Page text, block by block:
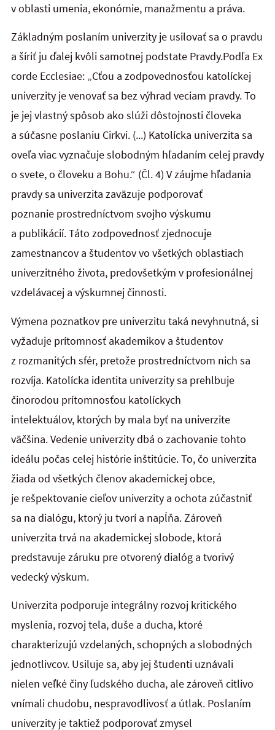
v oblasti umenia, ekonómie, manažmentu a práva.
Základným poslaním univerzity je usilovať sa o pravdu
a šíriť ju ďalej kvôli samotnej podstate Pravdy.Podľa Ex
corde Ecclesiae: „Cťou a zodpovednosťou katolíckej
univerzity je venovať sa bez výhrad veciam pravdy. To
je jej vlastný spôsob ako slúži dôstojnosti človeka
a súčasne poslaniu Cirkvi. (...) Katolícka univerzita sa
oveľa viac vyznačuje slobodným hľadaním celej pravdy
o svete, o človeku a Bohu.“ (Čl. 4) V záujme hľadania
pravdy sa univerzita zaväzuje podporovať
poznanie prostredníctvom svojho výskumu
a publikácií. Táto zodpovednosť zjednocuje
zamestnancov a študentov vo všetkých oblastiach
univerzitného života, predovšetkým v profesionálnej
vzdelávacej a výskumnej činnosti.
Výmena poznatkov pre univerzitu taká nevyhnutná, si
vyžaduje prítomnosť akademikov a študentov
z rozmanitých sfér, pretože prostredníctvom nich sa
rozvíja. Katolícka identita univerzity sa prehlbuje
činorodou prítomnosťou katolíckych
intelektuálov, ktorých by mala byť na univerzite
väčšina. Vedenie univerzity dbá o zachovanie tohto
ideálu počas celej histórie inštitúcie. To, čo univerzita
žiada od všetkých členov akademickej obce,
je rešpektovanie cieľov univerzity a ochota zúčastniť
sa na dialógu, ktorý ju tvorí a napĺňa. Zároveň
univerzita trvá na akademickej slobode, ktorá
predstavuje záruku pre otvorený dialóg a tvorivý
vedecký výskum.
Univerzita podporuje integrálny rozvoj kritického
myslenia, rozvoj tela, duše a ducha, ktoré
charakterizujú vzdelaných, schopných a slobodných
jednotlivcov. Usiluje sa, aby jej študenti uznávali
nielen veľké činy ľudského ducha, ale zároveň citlivo
vnímali chudobu, nespravodlivosť a útlak. Poslaním
univerzity je taktiež podporovať zmysel